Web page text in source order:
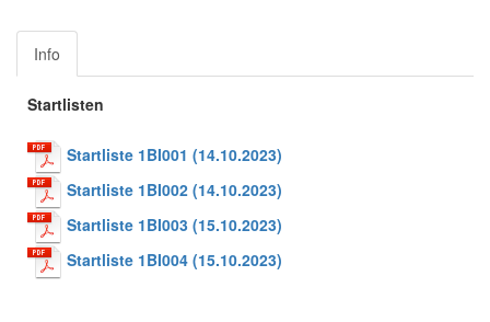
Info
Startlisten
Startliste 1BI001 (14.10.2023)
Startliste 1BI002 (14.10.2023)
Startliste 1BI003 (15.10.2023)
Startliste 1BI004 (15.10.2023)